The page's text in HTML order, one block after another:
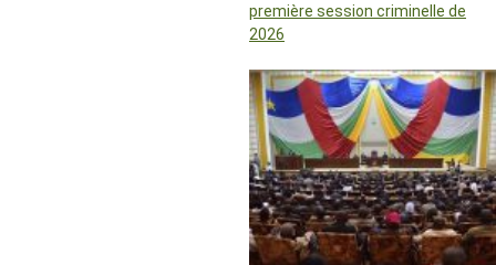
première session criminelle de
2026